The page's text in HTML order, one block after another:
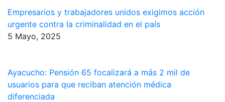
Empresarios y trabajadores unidos exigimos acción
urgente contra la criminalidad en el país
5 Mayo, 2025
Ayacucho: Pensión 65 focalizará a más 2 mil de
usuarios para que reciban atención médica
diferenciada